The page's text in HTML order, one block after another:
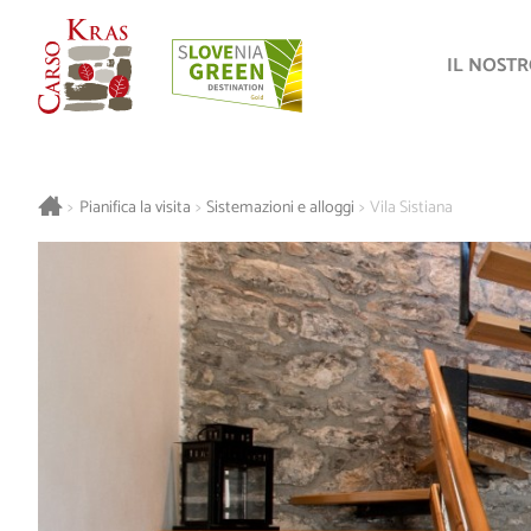
IL
> Pianifica la visita > Sistemazioni e alloggi > Vila Sistiana